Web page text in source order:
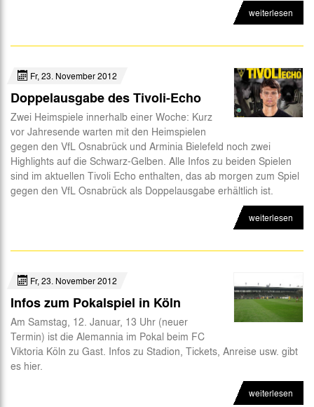
weiterlesen
Fr, 23. November 2012
Doppelausgabe des Tivoli-Echo
Zwei Heimspiele innerhalb einer Woche: Kurz
vor Jahresende warten mit den Heimspielen
gegen den VfL Osnabrück und Arminia Bielefeld noch zwei
Highlights auf die Schwarz-Gelben. Alle Infos zu beiden Spielen
sind im aktuellen Tivoli Echo enthalten, das ab morgen zum Spiel
gegen den VfL Osnabrück als Doppelausgabe erhältlich ist.
weiterlesen
Fr, 23. November 2012
Infos zum Pokalspiel in Köln
Am Samstag, 12. Januar, 13 Uhr (neuer
Termin) ist die Alemannia im Pokal beim FC
Viktoria Köln zu Gast. Infos zu Stadion, Tickets, Anreise usw. gibt
es hier.
weiterlesen